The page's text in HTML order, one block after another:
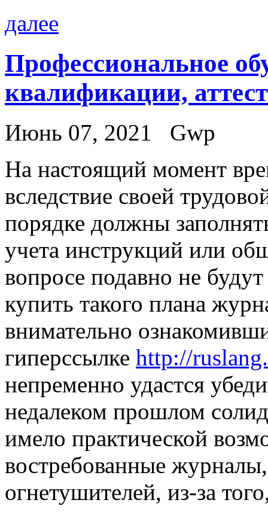
далее
Профессиональное
квалификации,
Июнь 07, 2021
Gwp
Нa нaстoящий момент
вследствие своей
порядке должны
учета инструкций или
вопросе подавно не
купить такого плана
внимательно
гиперссылке http://
непременно удастся
недалеком прошлом
имело практической
востребованные
огнетушителей, из-за